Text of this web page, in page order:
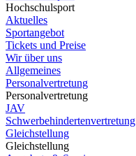
Hochschulsport
Aktuelles
Sportangebot
Tickets und Preise
Wir über uns
Allgemeines
Personalvertretung
Personalvertretung
JAV
Schwerbehindertenvertretung
Gleichstellung
Gleichstellung